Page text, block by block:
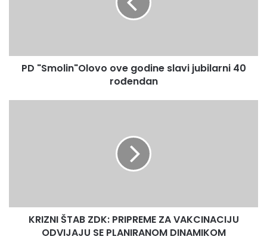
na kamionski put, a radi povećanja iskorištenosti biomase,
a uređeno je i pitanje uspostave prava služnosti na
Press služba ZDK
PD "Smolin"Olovo ove godine slavi jubilarni 40
rođendan
PLANIRANOM
DINAMIKOM
KRIZNI ŠTAB ZDK: PRIPREME ZA VAKCINACIJU
ODVIJAJU SE PLANIRANOM DINAMIKOM